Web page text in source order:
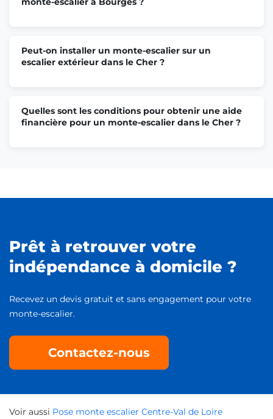
Peut-on installer un monte-escalier sur un
escalier extérieur dans le Cher ?
Quelles sont les conditions pour obtenir une aide
financière pour un monte-escalier dans le Cher ?
Prêt à retrouver votre
indépendance à domicile ?
Recevez un devis gratuit et sans engagement pour votre
monte-escalier.
Contactez-nous
Voir aussi Pose monte escalier Centre-Val de Loire